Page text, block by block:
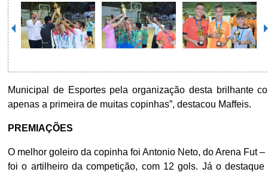
Municipal de Esportes pela organização desta brilhante
apenas a primeira de muitas copinhas”, destacou Maffeis.
PREMIAÇÕES
O melhor goleiro da copinha foi Antonio Neto, do Arena Fut
foi o artilheiro da competição, com 12 gols. Já o